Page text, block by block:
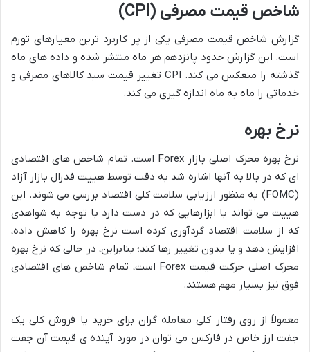
شاخص قیمت مصرفی (CPI)
گزارش شاخص قیمت مصرفی یکی از پر کاربرد ترین معیارهای تورم
است. این گزارش حدود پانزدهم هر ماه منتشر شده و داده های ماه
گذشته را منعکس می کند. CPI تغییر قیمت سبد کالاهای مصرفی و
خدماتی را ماه به ماه اندازه گیری می کند.
نرخ بهره
نرخ بهره محرک اصلی بازار Forex است. تمام شاخص های اقتصادی
ای که در بالا به آنها اشاره شد به دقت توسط هییت فدرال بازار آزاد
(FOMC) به منظور ارزیابی سلامت کلی اقتصاد بررسی می شوند. این
هییت می تواند با ابزارهایی که در دست دارد با توجه به شواهدی
که از سلامت اقتصاد گردآوری کرده است نرخ بهره را کاهش داده،
افزایش دهد و یا بدون تغییر رها کند؛ بنابراین، در حالی که نرخ بهره
محرک اصلی حرکت قیمت Forex است، تمام شاخص های اقتصادی
فوق نیز بسیار مهم هستند.
معمولاً از روی رفتار کلی معامله گران برای خرید یا فروش کلی یک
جفت ارز خاص در فارکس می توان در مورد آینده ی قیمت آن جفت